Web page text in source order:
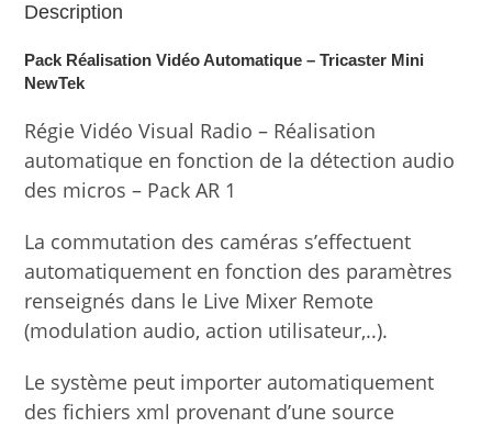
Description
Pack Réalisation Vidéo Automatique – Tricaster Mini
NewTek
Régie Vidéo Visual Radio – Réalisation
automatique en fonction de la détection audio
des micros – Pack AR 1
La commutation des caméras s’effectuent
automatiquement en fonction des paramètres
renseignés dans le Live Mixer Remote
(modulation audio, action utilisateur,..).
Le système peut importer automatiquement
des fichiers xml provenant d’une source